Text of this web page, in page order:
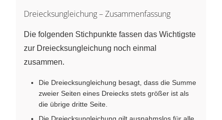
Dreiecksungleichung – Zusammenfassung
Die folgenden Stichpunkte fassen das Wichtigste
zur Dreiecksungleichung noch einmal
zusammen.
Die Dreiecksungleichung besagt, dass die Summe
zweier Seiten eines Dreiecks stets größer ist als
die übrige dritte Seite.